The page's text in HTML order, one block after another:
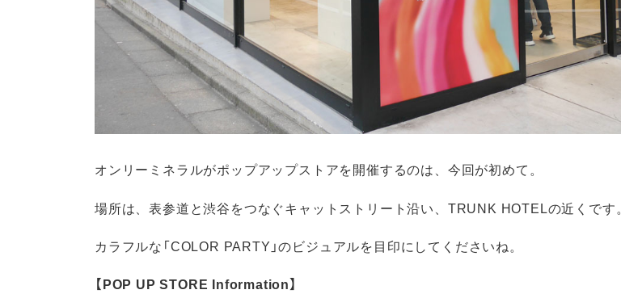
オンリーミネラルがポップアップストアを開催するのは、今回が初めて。
場所は、表参道と渋谷をつなぐキャットストリート沿い、TRUNK HOTELの近くです。
カラフルな「COLOR PARTY」のビジュアルを目印にしてくださいね。
【POP UP STORE Information】